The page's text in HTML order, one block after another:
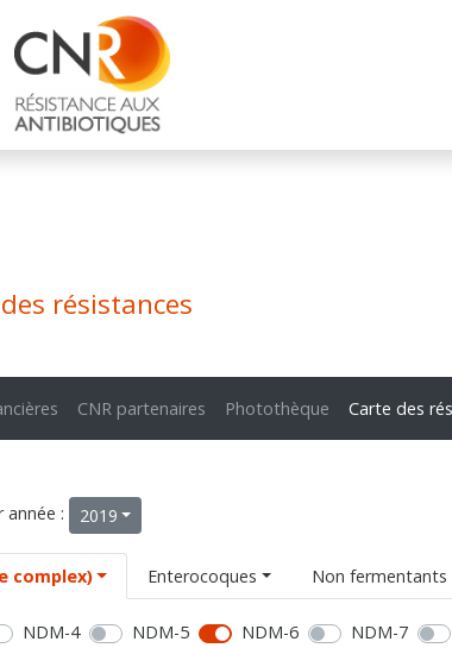
résistances
CNR partenaires Photothèque Carte des
année : 2019
complex) Enterocoques Non fermentants
NDM-4 NDM-5 NDM-6 NDM-7